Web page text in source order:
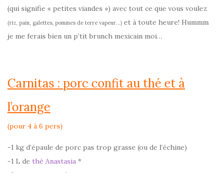
(qui signifie « petites viandes ») avec tout ce que vous voulez
(riz, pain, galettes, pommes de terre vapeur…) et à toute heure! Hummm
je me ferais bien un p’tit brunch mexicain moi…
Carnitas : porc confit au thé et à
l’orange
(pour 4 à 6 pers)
-1 kg d’épaule de porc pas trop grasse (ou de l’échine)
-1 L de thé Anastasia *